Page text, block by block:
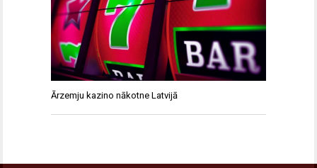
Ārzemju kazino nākotne Latvijā